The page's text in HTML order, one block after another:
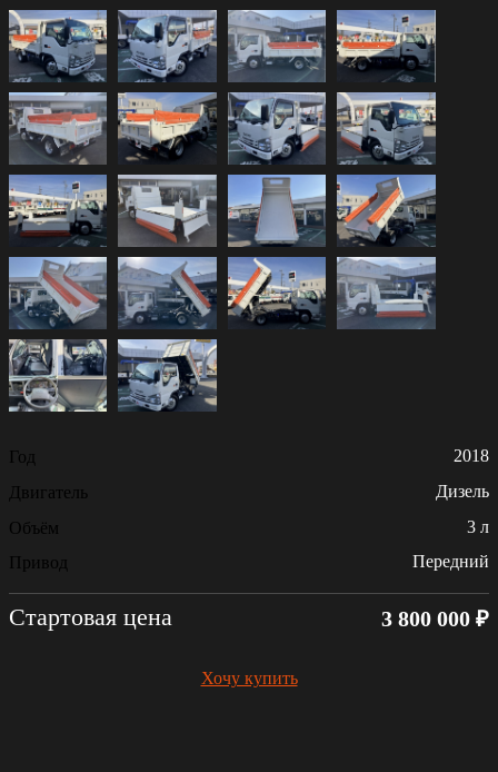
Год
2018
Двигатель
Дизель
Объём
3 л
Привод
Передний
Стартовая цена 3 800 000 ₽
Хочу купить